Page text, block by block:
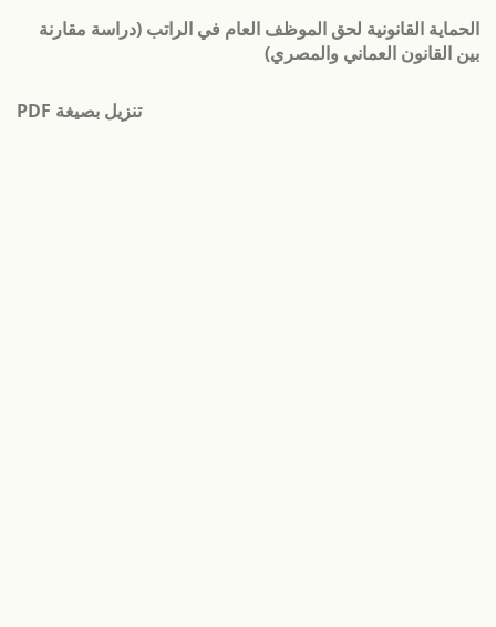
إلى
تفاصيل
الحماية القانونية لحق الموظف العام في الراتب (دراسة مقارنة
بين القانون العماني والمصري)
تنزيل
تنزيل بصيغة PDF